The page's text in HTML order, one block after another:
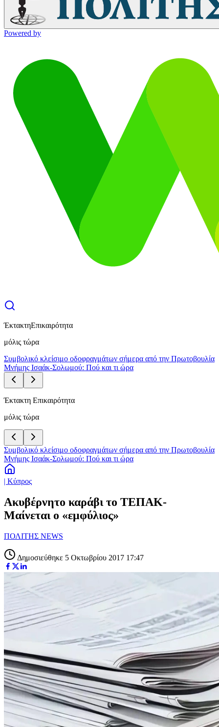
Powered by
ΈκτακτηΕπικαιρότητα
μόλις τώρα
Συμβολικό κλείσιμο οδοφραγμάτων σήμερα από την Πρωτοβουλία
Μνήμης Ισαάκ-Σολωμού: Πού και τι ώρα
Έκτακτη Επικαιρότητα
μόλις τώρα
Συμβολικό κλείσιμο οδοφραγμάτων σήμερα από την Πρωτοβουλία
Μνήμης Ισαάκ-Σολωμού: Πού και τι ώρα
| Κύπρος
Ακυβέρνητο καράβι το ΤΕΠΑΚ-
Μαίνεται ο «εμφύλιος»
ΠΟΛΙΤΗΣ NEWS
Δημοσιεύθηκε 5 Οκτωβρίου 2017 17:47